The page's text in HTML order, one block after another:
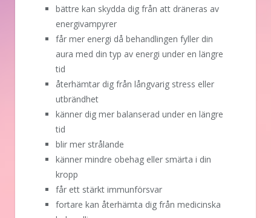
bättre kan skydda dig från att dräneras av
energivampyrer
får mer energi då behandlingen fyller din
aura med din typ av energi under en längre
tid
återhämtar dig från långvarig stress eller
utbrändhet
känner dig mer balanserad under en längre
tid
blir mer strålande
känner mindre obehag eller smärta i din
kropp
får ett stärkt immunförsvar
fortare kan återhämta dig från medicinska